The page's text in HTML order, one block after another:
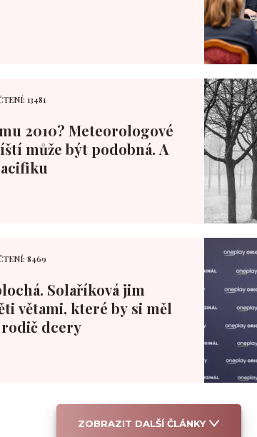
13481
2010? Meteorologové
může být podobná. A
8469
Solaříková jim
větami, které by si měl
dcery
ZOBRAZIT DALŠÍ ČLÁNKY